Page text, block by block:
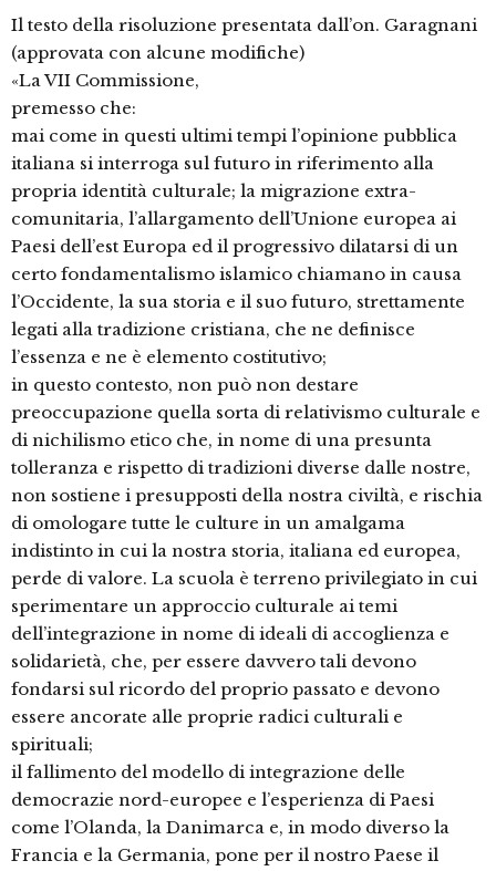
Il testo della risoluzione presentata dall’on. Garagnani
(approvata con alcune modifiche)
«La VII Commissione,
premesso che:
mai come in questi ultimi tempi l’opinione pubblica
italiana si interroga sul futuro in riferimento alla
propria identità culturale; la migrazione extra-
comunitaria, l’allargamento dell’Unione europea ai
Paesi dell’est Europa ed il progressivo dilatarsi di un
certo fondamentalismo islamico chiamano in causa
l’Occidente, la sua storia e il suo futuro, strettamente
legati alla tradizione cristiana, che ne definisce
l’essenza e ne è elemento costitutivo;
in questo contesto, non può non destare
preoccupazione quella sorta di relativismo culturale e
di nichilismo etico che, in nome di una presunta
tolleranza e rispetto di tradizioni diverse dalle nostre,
non sostiene i presupposti della nostra civiltà, e rischia
di omologare tutte le culture in un amalgama
indistinto in cui la nostra storia, italiana ed europea,
perde di valore. La scuola è terreno privilegiato in cui
sperimentare un approccio culturale ai temi
dell’integrazione in nome di ideali di accoglienza e
solidarietà, che, per essere davvero tali devono
fondarsi sul ricordo del proprio passato e devono
essere ancorate alle proprie radici culturali e
spirituali;
il fallimento del modello di integrazione delle
democrazie nord-europee e l’esperienza di Paesi
come l’Olanda, la Danimarca e, in modo diverso la
Francia e la Germania, pone per il nostro Paese il